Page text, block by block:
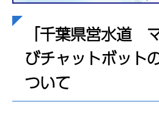
「千葉県営水道
びチャットボット
ついて